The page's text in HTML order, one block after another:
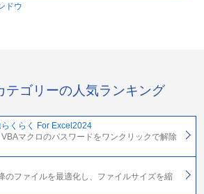
ドウ
テゴリーの人気ランキング
くらく For Excel2024
マクロのパスワードをワンクリックで解除
のファイルを最適化し、ファイルサイズを縮